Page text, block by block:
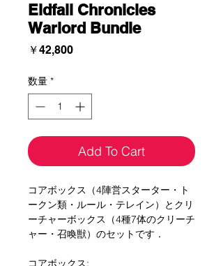
Eldfall Chronicles
Warlord Bundle
￥42,800価
数量 *
Add To Cart
コアボックス（4陣営スターター・ト
ークン類・ルール・テレイン）とクリ
ーチャーボックス（4種7体のクリーチ
ャー・召喚獣）のセットです．
コアボックス: